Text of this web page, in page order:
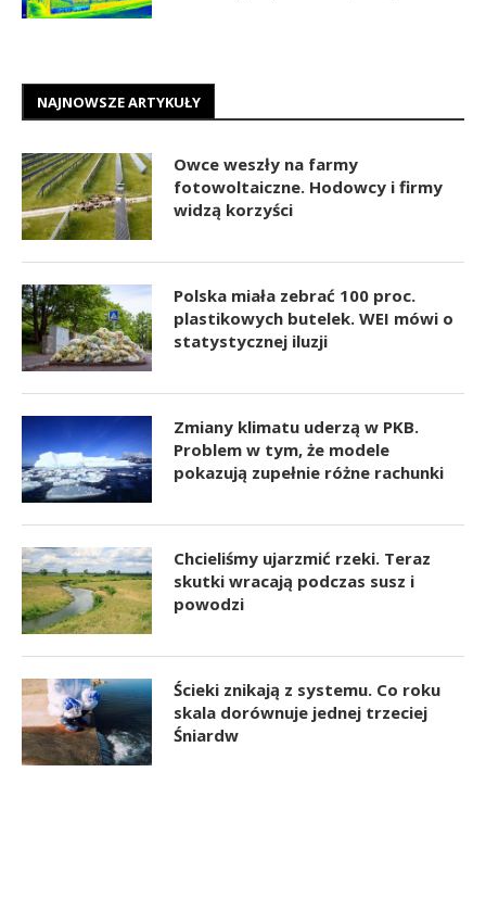
NAJNOWSZE ARTYKUŁY
Owce weszły na farmy
fotowoltaiczne. Hodowcy i firmy
widzą korzyści
Polska miała zebrać 100 proc.
plastikowych butelek. WEI mówi o
statystycznej iluzji
Zmiany klimatu uderzą w PKB.
Problem w tym, że modele
pokazują zupełnie różne rachunki
Chcieliśmy ujarzmić rzeki. Teraz
skutki wracają podczas susz i
powodzi
Ścieki znikają z systemu. Co roku
skala dorównuje jednej trzeciej
Śniardw